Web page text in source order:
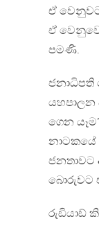
ඒ
ඒ
පමණි.
ජනාධිපති
යහපාලන
ගෙන
නාටකයේ
ජනතාවට
බොරුවට
රුඩියාඩ්